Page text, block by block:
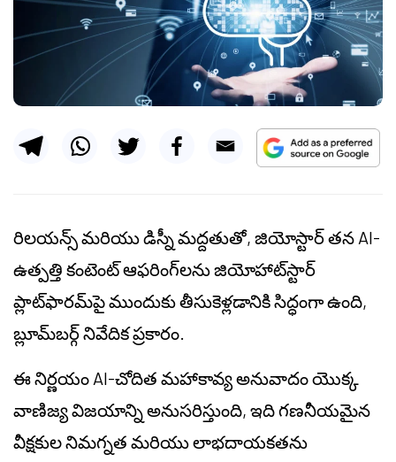
రిలయన్స్ మరియు డిస్నీ మద్దతుతో, జియోస్టార్ తన AI-
ఉత్పత్తి కంటెంట్ ఆఫరింగ్‌లను జియోహాట్‌స్టార్
ప్లాట్‌ఫారమ్‌పై ముందుకు తీసుకెళ్లడానికి సిద్ధంగా ఉంది,
బ్లూమ్‌బర్గ్ నివేదిక ప్రకారం.
ఈ నిర్ణయం AI-చోదిత మహాకావ్య అనువాదం యొక్క
వాణిజ్య విజయాన్ని అనుసరిస్తుంది, ఇది గణనీయమైన
వీక్షకుల నిమగ్నత మరియు లాభదాయకతను